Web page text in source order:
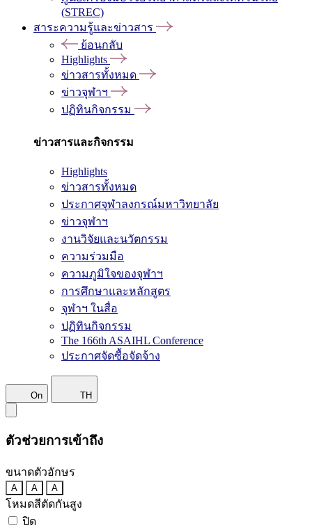
(STREC)
สาระความรู้และข่าวสาร
ย้อนกลับ
Highlights
ข่าวสารทั้งหมด
ข่าวจุฬาฯ
ปฏิทินกิจกรรม
ข่าวสารและกิจกรรม
Highlights
ข่าวสารทั้งหมด
ประกาศจุฬาลงกรณ์มหาวิทยาลัย
ข่าวจุฬาฯ
งานวิจัยและนวัตกรรม
ความร่วมมือ
ความภูมิใจของจุฬาฯ
การศึกษาและหลักสูตร
จุฬาฯ ในสื่อ
ปฏิทินกิจกรรม
The 166th ASAIHL Conference
ประกาศจัดซื้อจัดจ้าง
On TH
ตัวช่วยการเข้าถึง
ขนาดตัวอักษร
A A A
โหมดสีตัดกันสูง
ปิด